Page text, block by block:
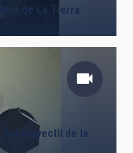
de La Tierra
del proyectil de la